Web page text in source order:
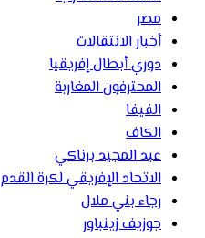
مصر
أخبار الانتقالات
دوري أبطال إفريقيا
المحترفون المغاربة
الفيفا
الكاف
عبد المجيد برناكي
الاتحاد الإفريقي لكرة القدم
رجاء بني ملال
جوزيف زينباور